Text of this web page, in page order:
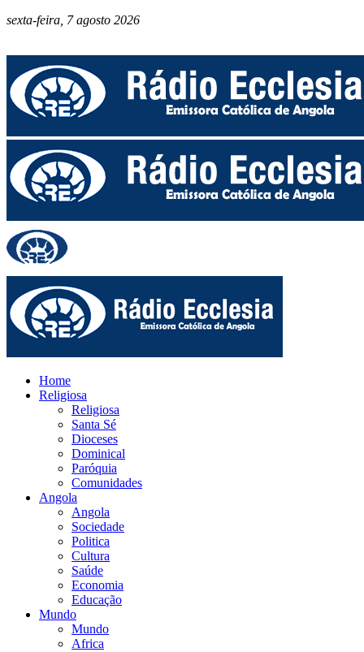
sexta-feira, 7 agosto 2026
Home
Religiosa
Religiosa
Santa Sé
Dioceses
Dominical
Paróquia
Comunidades
Angola
Angola
Sociedade
Politica
Cultura
Saúde
Economia
Educação
Mundo
Mundo
Africa